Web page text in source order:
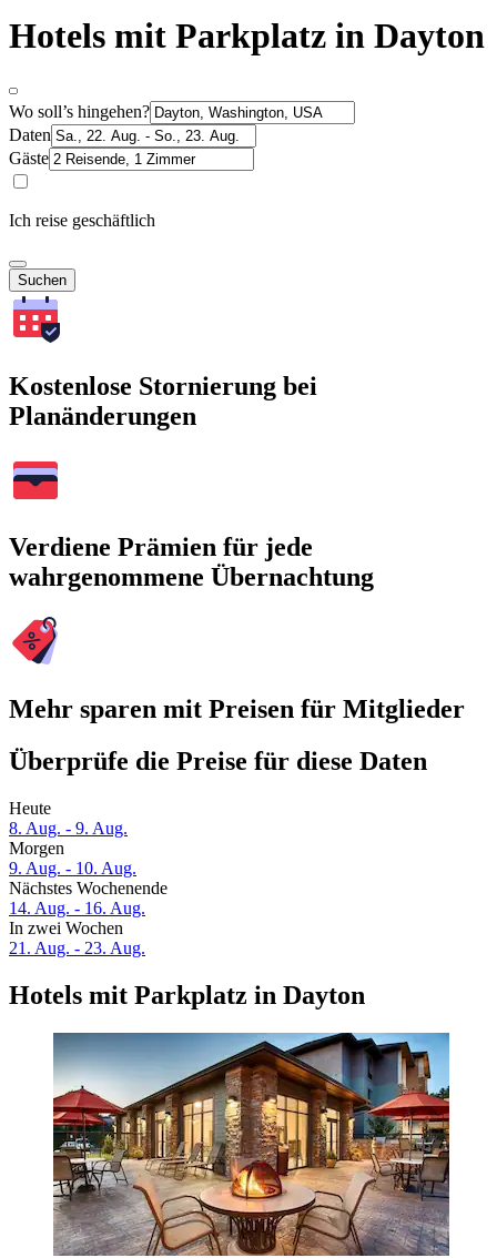
Hotels mit Parkplatz in Dayton
Wo soll’s hingehen?
Daten
Gäste
Ich reise geschäftlich
Suchen
Kostenlose Stornierung bei
Planänderungen
Verdiene Prämien für jede
wahrgenommene Übernachtung
Mehr sparen mit Preisen für Mitglieder
Überprüfe die Preise für diese Daten
Heute
8. Aug. - 9. Aug.
Morgen
9. Aug. - 10. Aug.
Nächstes Wochenende
14. Aug. - 16. Aug.
In zwei Wochen
21. Aug. - 23. Aug.
Hotels mit Parkplatz in Dayton